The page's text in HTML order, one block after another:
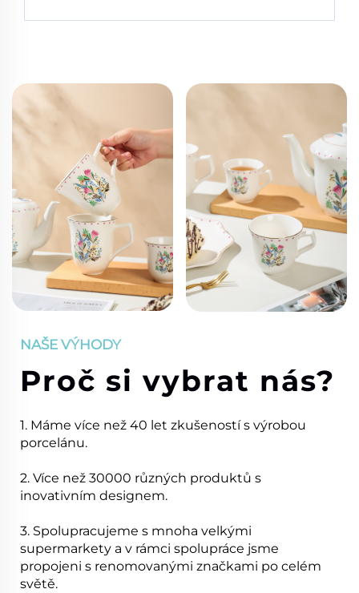
NAŠE VÝHODY
Proč si vybrat nás?
1. Máme více než 40 let zkušeností s výrobou
porcelánu.
2. Více než 30000 různých produktů s
inovativním designem.
3. Spolupracujeme s mnoha velkými
supermarkety a v rámci spolupráce jsme
propojeni s renomovanými značkami po celém
světě.